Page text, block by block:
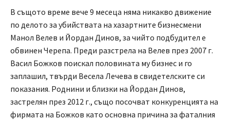
В същото време вече 9 месеца няма никакво движение
по делото за убийствата на хазартните бизнесмени
Манол Велев и Йордан Динов, за чийто подбудител е
обвинен Черепа. Преди разстрела на Велев през 2007 г.
Васил Божков поискал половината му бизнес и го
заплашил, твърди Весела Лечева в свидетелските си
показания. Роднини и близки на Йордан Динов,
застрелян през 2012 г., също посочват конкуренцията на
фирмата на Божков като основна причина за фаталния